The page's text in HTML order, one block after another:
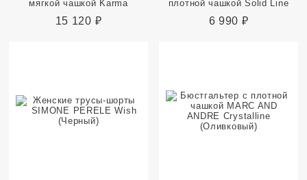
мягкой чашкой Karma
15 120 ₽
плотной чашкой Solid Line
6 990 ₽